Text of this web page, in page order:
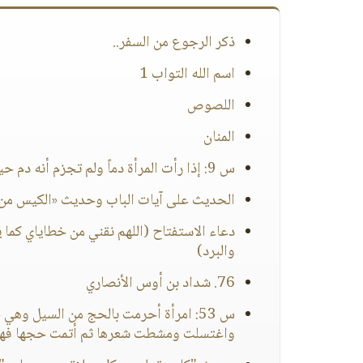
ذكر الرجوع من السفر..
اسم الله التواب 1
اللصوص
المنان
س 9: إذا رأت المرأة دماً ولم تجزم أنه دم حيض فما حكم صيامها ذلك اليوم؟
الحديث على آيات الباب وحديث «الكيس
دعاء الاستفتاح (اللهم نقني من خطاياي
والبرد)
76. شداد بن أوس الأنصاري
س 53: امرأة أحرمت بالحج من
واغتسلت ومشطت شعرها ثم أتمت حجها